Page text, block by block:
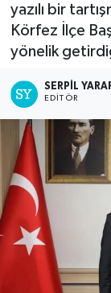
yazılı bir
Körfez İlçe
yönelik
SERPİL
EDITÖR